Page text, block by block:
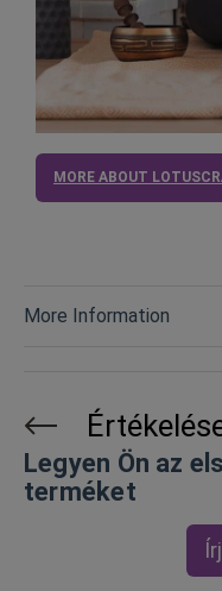
MORE ABOUT
More Information
Legyen Ön az
terméket